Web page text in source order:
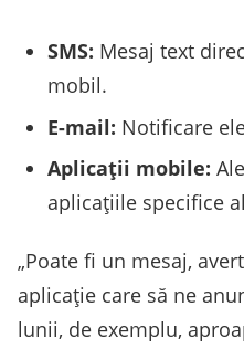
SMS: Mesaj text
mobil.
E-mail: Notificare
Aplicații mobile:
aplicațiile specifice
„Poate fi un mesaj,
aplicație care să ne
lunii, de exemplu,